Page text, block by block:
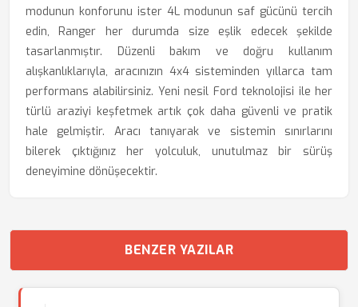
modunun konforunu ister 4L modunun saf gücünü tercih
edin, Ranger her durumda size eşlik edecek şekilde
tasarlanmıştır. Düzenli bakım ve doğru kullanım
alışkanlıklarıyla, aracınızın 4x4 sisteminden yıllarca tam
performans alabilirsiniz. Yeni nesil Ford teknolojisi ile her
türlü araziyi keşfetmek artık çok daha güvenli ve pratik
hale gelmiştir. Aracı tanıyarak ve sistemin sınırlarını
bilerek çıktığınız her yolculuk, unutulmaz bir sürüş
deneyimine dönüşecektir.
BENZER YAZILAR